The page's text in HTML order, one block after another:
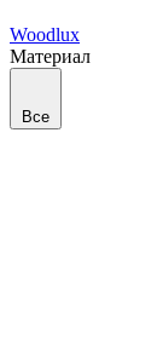
Woodlux
Материал
Все